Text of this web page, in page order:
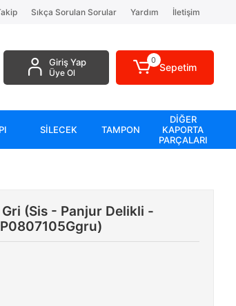
Sıkça Sorulan Sorular Yardım İletişim
Giriş Yap
Üye Ol
0
Sepetim
SİLECEK TAMPON
DİĞER
KAPORTA
PARÇALARI
(Sis - Panjur Delikli -